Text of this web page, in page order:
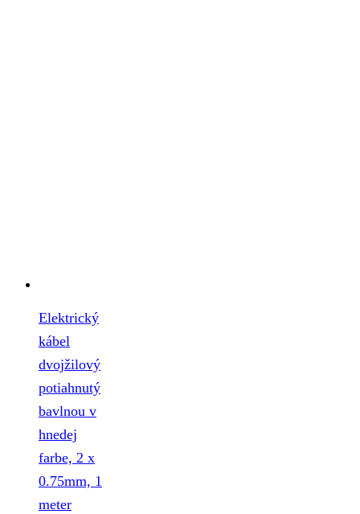
Elektrický
kábel
dvojžilový
potiahnutý
bavlnou v
hnedej
farbe, 2 x
0.75mm, 1
meter